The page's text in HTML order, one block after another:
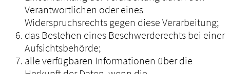
Verantwortlichen oder eines
Widerspruchsrechts gegen diese Verarbeitung;
das Bestehen eines Beschwerderechts bei einer
Aufsichtsbehörde;
alle verfügbaren Informationen über die